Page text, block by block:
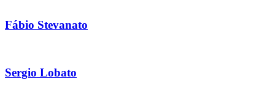
Fábio Stevanato
Sergio Lobato